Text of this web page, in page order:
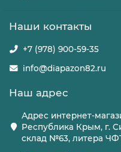
Наши контакты
+7 (978) 900-59-35
info@diapazon82.ru
Наш адрес
Адрес интернет-
Республика Крым, г.
склад №63, литера